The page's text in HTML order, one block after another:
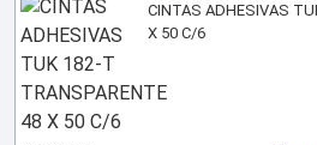
CINTAS ADHESIVAS
X 50 C/6